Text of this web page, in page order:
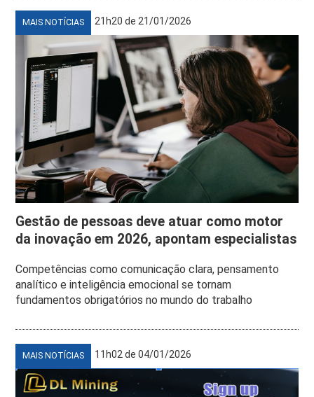
MAIS NOTÍCIAS 21h20 de 21/01/2026
Gestão de pessoas deve atuar como motor
da inovação em 2026, apontam especialistas
Competências como comunicação clara, pensamento
analítico e inteligência emocional se tornam
fundamentos obrigatórios no mundo do trabalho
MAIS NOTÍCIAS 11h02 de 04/01/2026